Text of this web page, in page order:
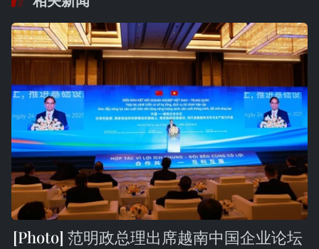
范明政总理出席越南中国企业论坛